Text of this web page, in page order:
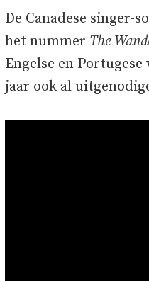
De Canadese singer-
het nummer The
Engelse en
jaar ook al